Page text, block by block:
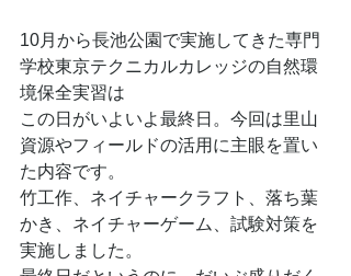
10月から長池公園で実施してきた専門
学校東京テクニカルカレッジの自然環
境保全実習は
この日がいよいよ最終日。今回は里山
資源やフィールドの活用に主眼を置い
た内容です。
竹工作、ネイチャークラフト、落ち葉
かき、ネイチャーゲーム、試験対策を
実施しました。